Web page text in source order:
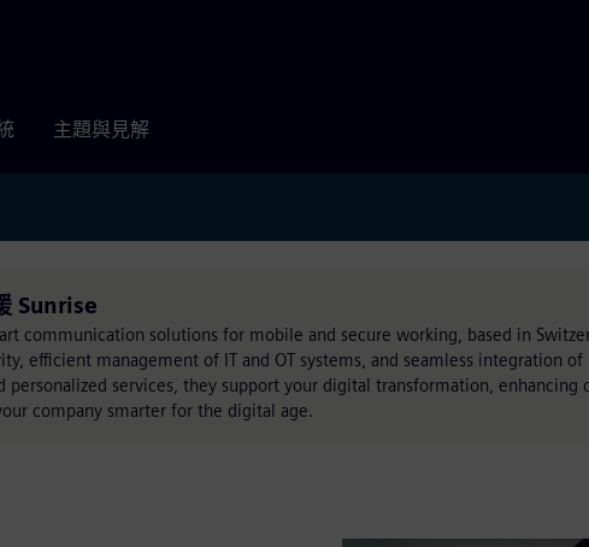
主題與見解
Sunrise
communication solutions for mobile and secure working, based in
efficient management of IT and OT systems, and seamless integration of
services, they support your digital transformation, enhancing
company smarter for the digital age.